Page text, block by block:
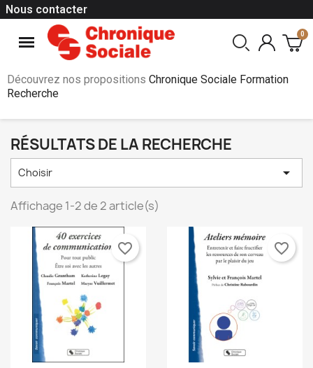
Nous contacter
Découvrez nos propositions Chronique Sociale Formation
Recherche
RÉSULTATS DE LA RECHERCHE
Choisir 
Affichage 1-2 de 2 article(s)
favorite_border favorite_border